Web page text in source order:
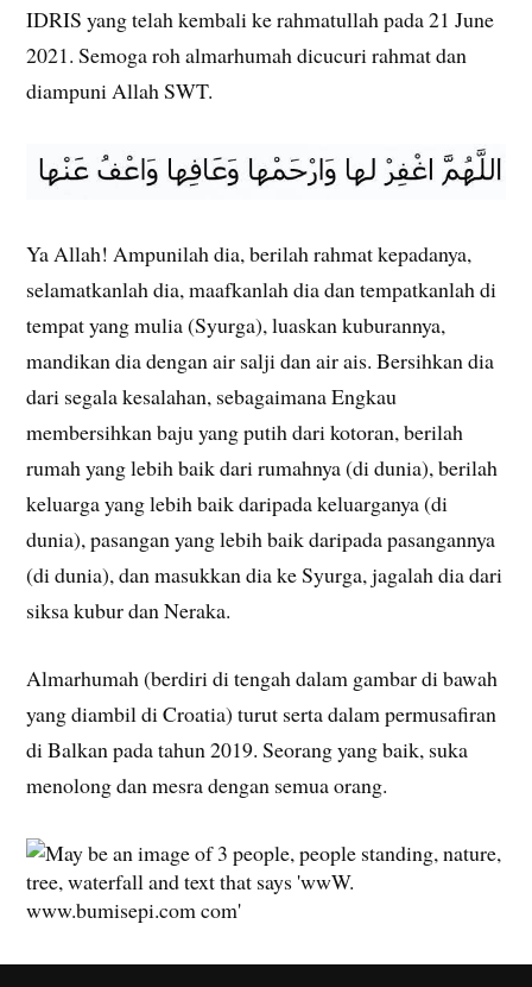
IDRIS yang telah kembali ke rahmatullah pada 21 June
2021. Semoga roh almarhumah dicucuri rahmat dan
diampuni Allah SWT.
Ya Allah! Ampunilah dia, berilah rahmat kepadanya,
selamatkanlah dia, maafkanlah dia dan tempatkanlah di
tempat yang mulia (Syurga), luaskan kuburannya,
mandikan dia dengan air salji dan air ais. Bersihkan dia
dari segala kesalahan, sebagaimana Engkau
membersihkan baju yang putih dari kotoran, berilah
rumah yang lebih baik dari rumahnya (di dunia), berilah
keluarga yang lebih baik daripada keluarganya (di
dunia), pasangan yang lebih baik daripada pasangannya
(di dunia), dan masukkan dia ke Syurga, jagalah dia dari
siksa kubur dan Neraka.
Almarhumah (berdiri di tengah dalam gambar di bawah
yang diambil di Croatia) turut serta dalam permusafiran
di Balkan pada tahun 2019. Seorang yang baik, suka
menolong dan mesra dengan semua orang.